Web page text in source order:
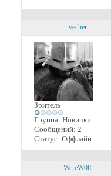
vecher
Зритель
Группа: Новички
Сообщений: 2
Статус: Оффлайн
WereW0lf